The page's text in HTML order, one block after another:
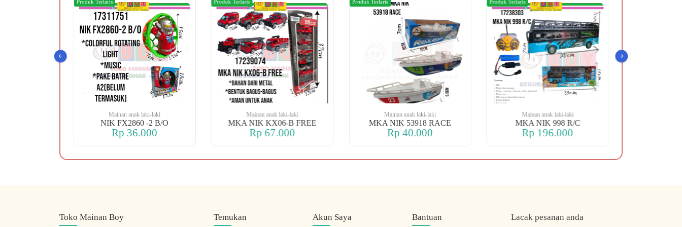
Mainan anak laki-laki
NIK FX2860 -2 B/O
Rp 36.000
Produk Terlaris
Mainan anak laki-laki
MKA NIK KX06-B FREE
Rp 67.000
Produk Terlaris
Mainan anak laki-laki
MKA NIK 53918 RACE
Rp 40.000
Produk Terlaris
Mainan anak laki-laki
MKA NIK 998 R/C
Rp 196.000
Produk Terlaris
Toko Mainan Boy Temukan Akun Saya Bantuan Lacak pesanan anda